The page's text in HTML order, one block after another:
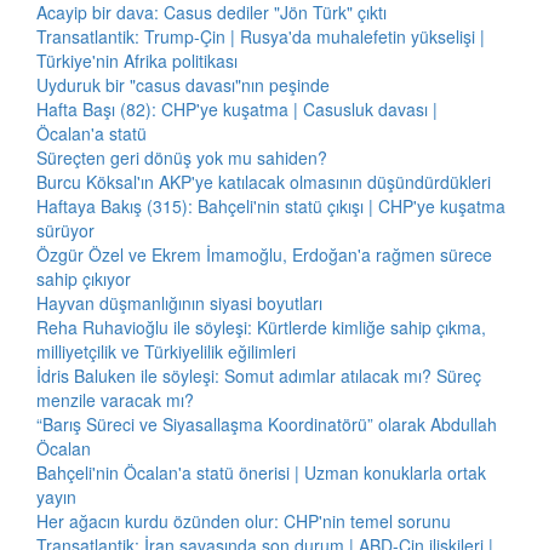
Acayip bir dava: Casus dediler "Jön Türk" çıktı
Transatlantik: Trump-Çin | Rusya'da muhalefetin yükselişi |
Türkiye'nin Afrika politikası
Uyduruk bir "casus davası"nın peşinde
Hafta Başı (82): CHP'ye kuşatma | Casusluk davası |
Öcalan'a statü
Süreçten geri dönüş yok mu sahiden?
Burcu Köksal'ın AKP'ye katılacak olmasının düşündürdükleri
Haftaya Bakış (315): Bahçeli'nin statü çıkışı | CHP'ye kuşatma
sürüyor
Özgür Özel ve Ekrem İmamoğlu, Erdoğan'a rağmen sürece
sahip çıkıyor
Hayvan düşmanlığının siyasi boyutları
Reha Ruhavioğlu ile söyleşi: Kürtlerde kimliğe sahip çıkma,
milliyetçilik ve Türkiyelilik eğilimleri
İdris Baluken ile söyleşi: Somut adımlar atılacak mı? Süreç
menzile varacak mı?
“Barış Süreci ve Siyasallaşma Koordinatörü” olarak Abdullah
Öcalan
Bahçeli'nin Öcalan'a statü önerisi | Uzman konuklarla ortak
yayın
Her ağacın kurdu özünden olur: CHP'nin temel sorunu
Transatlantik: İran savaşında son durum | ABD-Çin ilişkileri |